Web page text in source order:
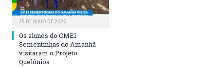
25 DE MAIO DE 2026
Os alunos do CMEI
Sementinhas do Amanhã
visitaram o Projeto
Quelônios